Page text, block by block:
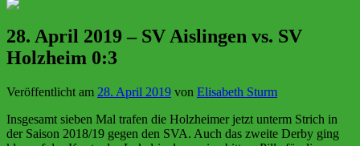
28. April 2019 – SV Aislingen vs. SV
Holzheim 0:3
Veröffentlicht am 28. April 2019 von Elisabeth Sturm
Insgesamt sieben Mal trafen die Holzheimer jetzt unterm Strich in
der Saison 2018/19 gegen den SVA. Auch das zweite Derby ging